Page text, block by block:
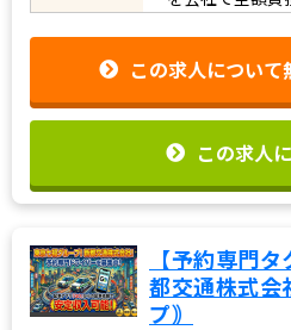
この求人について
この求人
【予約専門
都交通株式会
プ｠